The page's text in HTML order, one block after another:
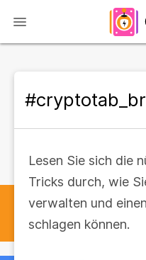
Lesen Sie sich die
Tricks durch, wie
verwalten und
schlagen können.